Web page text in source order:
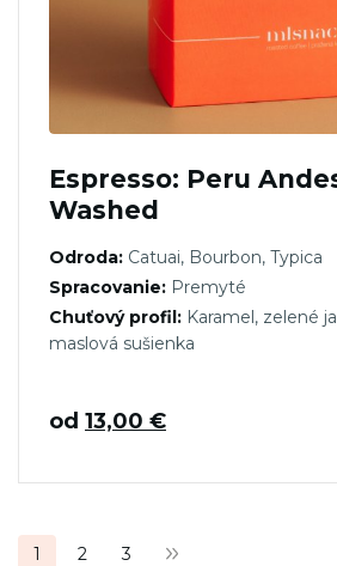
Espresso: Peru
Washed
Odroda: Catuai, Bourbon, Typica
Spracovanie: Premyté
Chuťový profil: Karamel, zelené
maslová sušienka
od 13,00 €
1 2 3